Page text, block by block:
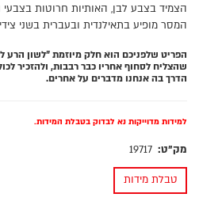
הצמיד בצבע לבן, האותיות חרוטות בצבעי
המסר מופיע בתאילנדית ובעברית בשני
הפריט שלפניכם הוא חלק מיוזמת "לשון הרע
שהצליח לסחוף אחריו כבר רבבות, ולהזכיר
הדרך בה אנחנו מדברים על אחרים.
למידות מדוייקות נא לבדוק בטבלת המידות.
מק"ט: 19717
טבלת מידות